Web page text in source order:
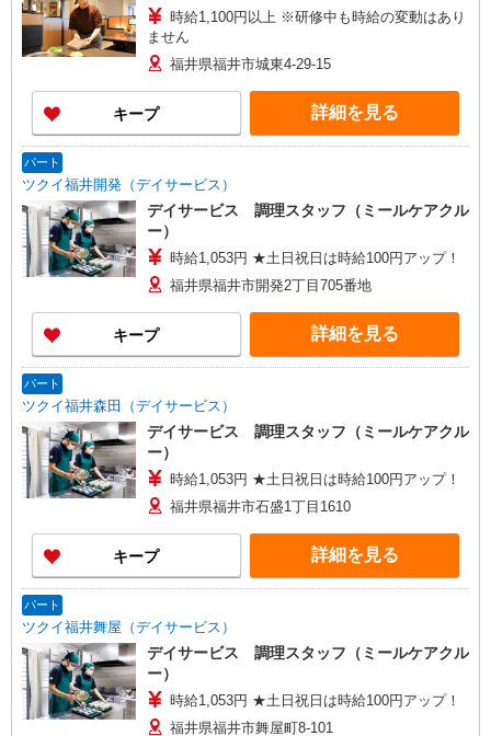
時給1,100円以上 ※研修中も時給の変動はあり
ません
福井県福井市城東4-29-15
キープ 詳細を見る
パート
ツクイ福井開発（デイサービス）
デイサービス 調理スタッフ（ミールケアクル
ー）
時給1,053円 ★土日祝日は時給100円アップ！
福井県福井市開発2丁目705番地
キープ 詳細を見る
パート
ツクイ福井森田（デイサービス）
デイサービス 調理スタッフ（ミールケアクル
ー）
時給1,053円 ★土日祝日は時給100円アップ！
福井県福井市石盛1丁目1610
キープ 詳細を見る
パート
ツクイ福井舞屋（デイサービス）
デイサービス 調理スタッフ（ミールケアクル
ー）
時給1,053円 ★土日祝日は時給100円アップ！
福井県福井市舞屋町8-101